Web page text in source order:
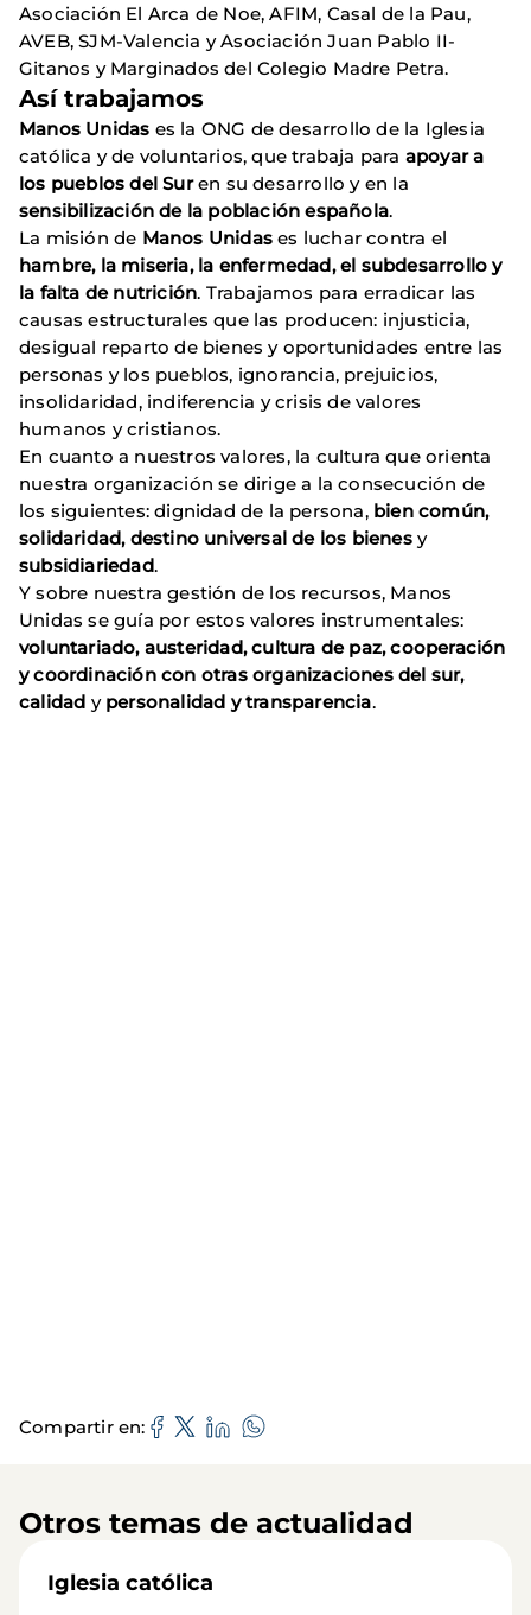
Asociación El Arca de Noe, AFIM, Casal de la Pau,
AVEB, SJM-Valencia y Asociación Juan Pablo II-
Gitanos y Marginados del Colegio Madre Petra.
Así trabajamos
Manos Unidas es la ONG de desarrollo de la Iglesia
católica y de voluntarios, que trabaja para apoyar a
los pueblos del Suren su desarrollo y en la
sensibilización de la población española.
La misión de Manos Unidas es luchar contra el
hambre, la miseria, la enfermedad, el subdesarrollo y
la falta de nutrición. Trabajamos para erradicar las
causas estructurales que las producen: injusticia,
desigual reparto de bienes y oportunidades entre las
personas y los pueblos, ignorancia, prejuicios,
insolidaridad, indiferencia y crisis de valores
humanos y cristianos.
En cuanto a nuestros valores, la cultura que orienta
nuestra organización se dirige a la consecución de
los siguientes: dignidad de la persona, bien común,
solidaridad, destino universal de los bienesy
subsidiariedad.
Y sobre nuestra gestión de los recursos, Manos
Unidas se guía por estos valores instrumentales:
voluntariado, austeridad, cultura de paz, cooperación
y coordinación con otras organizaciones del sur,
calidad ypersonalidad y transparencia.
Compartir en
Otros temas de actualidad
Iglesia católica